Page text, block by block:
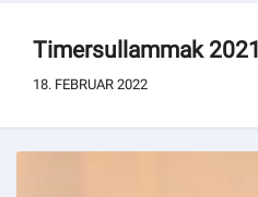
Tsunami
Timersullammak 2021
18. FEBRUAR 2022